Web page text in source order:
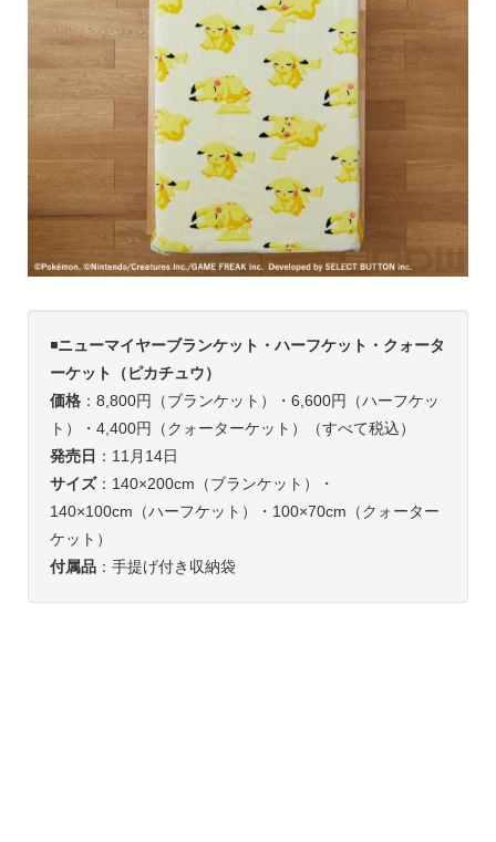
◾️ニューマイヤーブランケット・ハーフケット・クォータ
ーケット（ピカチュウ）
価格：8,800円（ブランケット）・6,600円（ハーフケッ
ト）・4,400円（クォーターケット）（すべて税込）
発売日 ：11月14日
サイズ：140×200cm（ブランケット）・
140×100cm（ハーフケット）・100×70cm（クォーター
ケット）
付属品：手提げ付き収納袋